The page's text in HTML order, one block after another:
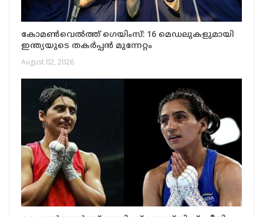
കോമൺവെൽത്ത് ഗെയിംസ്: 16 മെഡലുകളുമായി
ഇന്ത്യയുടെ തകർപ്പൻ മുന്നേറ്റം
August 02, 2026